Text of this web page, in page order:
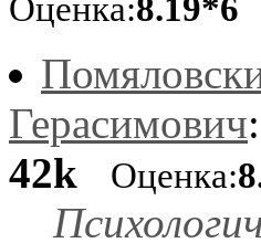
Оценка:8.19*6
Герасимович:
42k Оценка: